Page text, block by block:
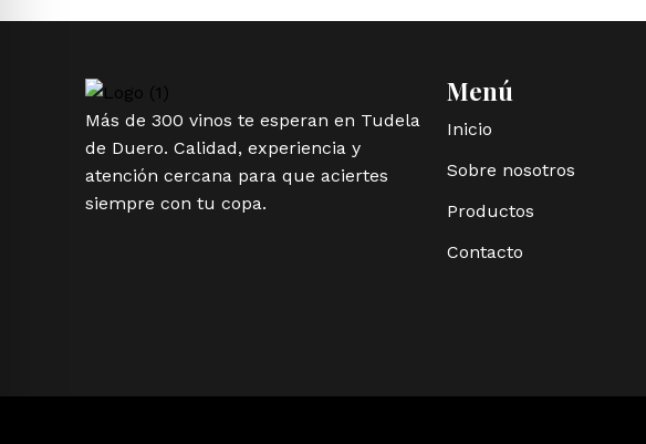
Más de 300 vinos te esperan en Tudela
de Duero. Calidad, experiencia y
atención cercana para que aciertes
siempre con tu copa.
Menú
Inicio
Sobre nosotros
Productos
Contacto